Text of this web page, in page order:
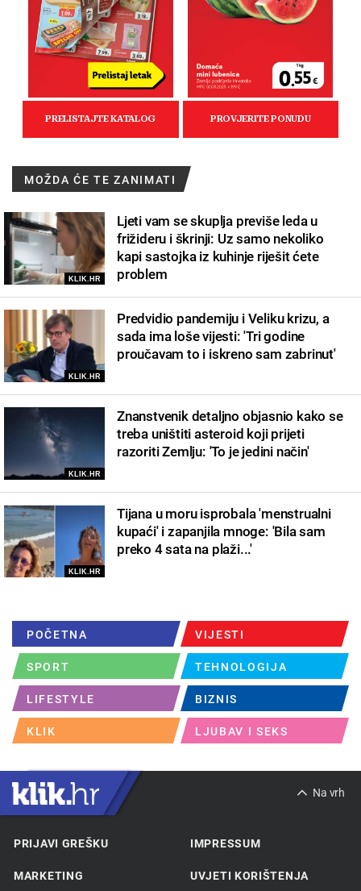
MOŽDA ĆE TE ZANIMATI
KLIK.HR
Ljeti vam se skuplja previše leda u
frižideru i škrinji: Uz samo nekoliko
kapi sastojka iz kuhinje riješit ćete
problem
KLIK.HR
Predvidio pandemiju i Veliku krizu, a
sada ima loše vijesti: 'Tri godine
proučavam to i iskreno sam zabrinut'
KLIK.HR
Znanstvenik detaljno objasnio kako se
treba uništiti asteroid koji prijeti
razoriti Zemlju: 'To je jedini način'
KLIK.HR
Tijana u moru isprobala 'menstrualni
kupaći' i zapanjila mnoge: 'Bila sam
preko 4 sata na plaži...'
POČETNA VIJESTI
SPORT TEHNOLOGIJA
LIFESTYLE BIZNIS
KLIK LJUBAV I SEKS
Na vrh
PRIJAVI GREŠKU IMPRESSUM
MARKETING UVJETI KORIŠTENJA